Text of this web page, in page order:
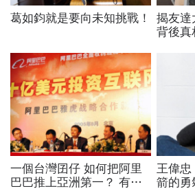
葛如鈞就是要向未知挑戰！
揭友達
背後真
一個台灣囝仔 如何把阿里
巴巴推上亞洲第一？ 有
王偉忠
箭的勇